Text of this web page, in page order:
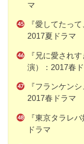
マ
『愛してたっ
2017夏ドラマ
『兄に愛され
演）：2017春
『フランケン
2017春ドラマ
『東京タラレ
ドラマ